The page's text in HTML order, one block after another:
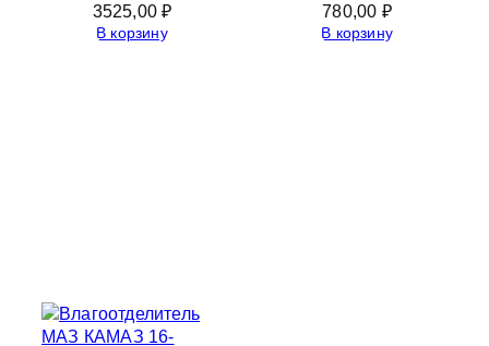
3525,00₽
В корзину
780,00 ₽
В корзину